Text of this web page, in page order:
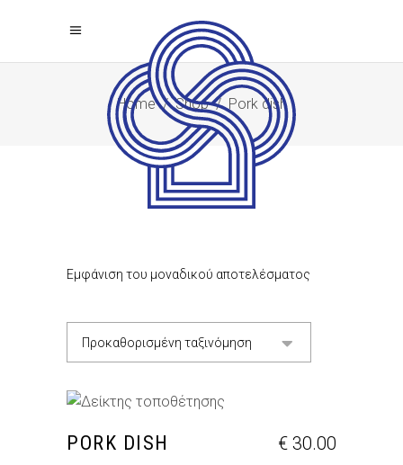
Home/Shop/Pork dish
Εμφάνιση του μοναδικού αποτελέσματος
Προκαθορισμένη ταξινόμηση
ΠΡΟΣΘΉΚΗ ΣΤΟ ΚΑΛΆΘΙ
PORK DISH € 30.00